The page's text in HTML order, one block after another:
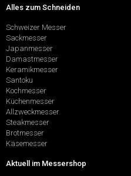
Alles zum Schneiden
Schweizer Messer
Sackmesser
Japanmesser
Damastmesser
Keramikmesser
Santoku
Kochmesser
Küchenmesser
Allzweckmesser
Steakmesser
Brotmesser
Käsemesser
Aktuell im Messershop